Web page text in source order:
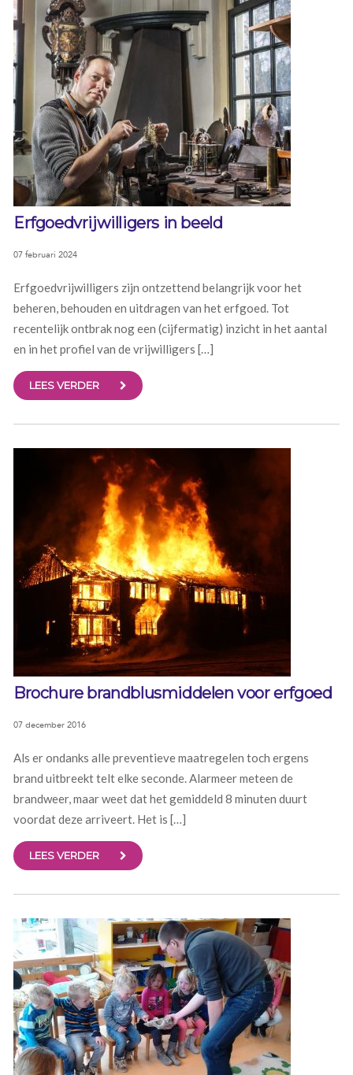
Erfgoedvrijwilligers in beeld
07 februari 2024
Erfgoedvrijwilligers zijn ontzettend belangrijk voor het
beheren, behouden en uitdragen van het erfgoed. Tot
recentelijk ontbrak nog een (cijfermatig) inzicht in het aantal
en in het profiel van de vrijwilligers […]
LEES VERDER
Brochure brandblusmiddelen voor erfgoed
07 december 2016
Als er ondanks alle preventieve maatregelen toch ergens
brand uitbreekt telt elke seconde. Alarmeer meteen de
brandweer, maar weet dat het gemiddeld 8 minuten duurt
voordat deze arriveert. Het is […]
LEES VERDER